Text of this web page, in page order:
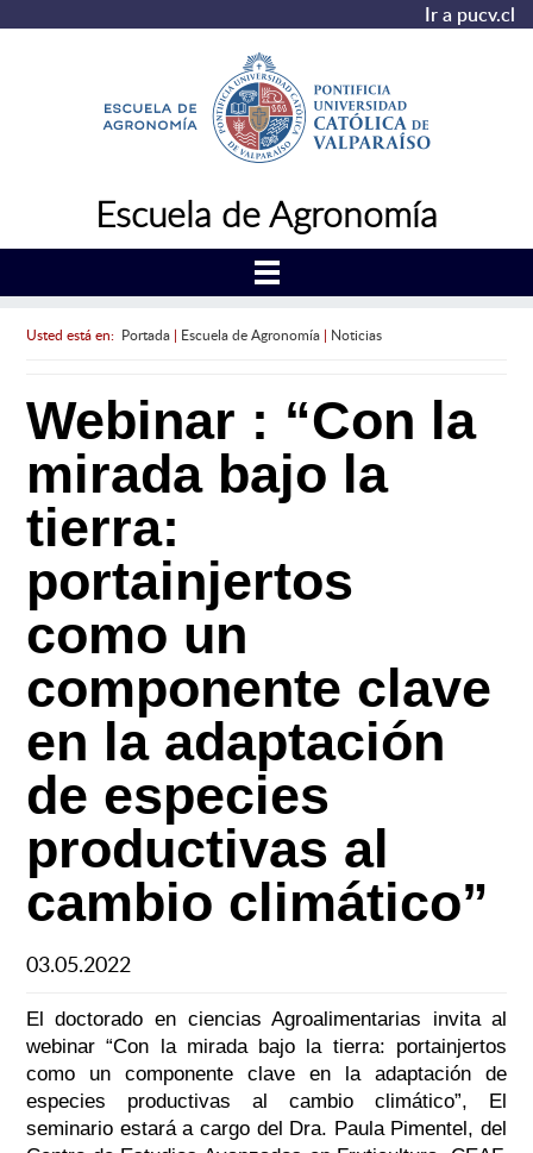
Ir a pucv.cl
Escuela de Agronomía
Usted está en: Portada| Escuela de Agronomía| Noticias
Webinar : “Con la
mirada bajo la
tierra:
portainjertos
como un
componente clave
en la adaptación
de especies
productivas al
cambio climático”
03.05.2022
El doctorado en ciencias Agroalimentarias invita al
webinar “Con la mirada bajo la tierra: portainjertos
como un componente clave en la adaptación de
especies productivas al cambio climático”, El
seminario estará a cargo del Dra. Paula Pimentel, del